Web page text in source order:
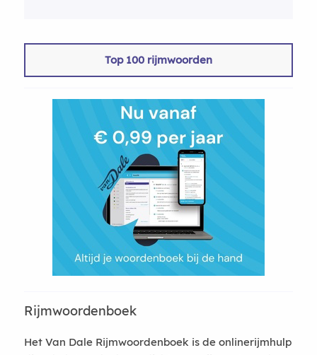
Top 100 rijmwoorden
Rijmwoordenboek
Het Van Dale Rijmwoordenboek is de onlinerijmhulp